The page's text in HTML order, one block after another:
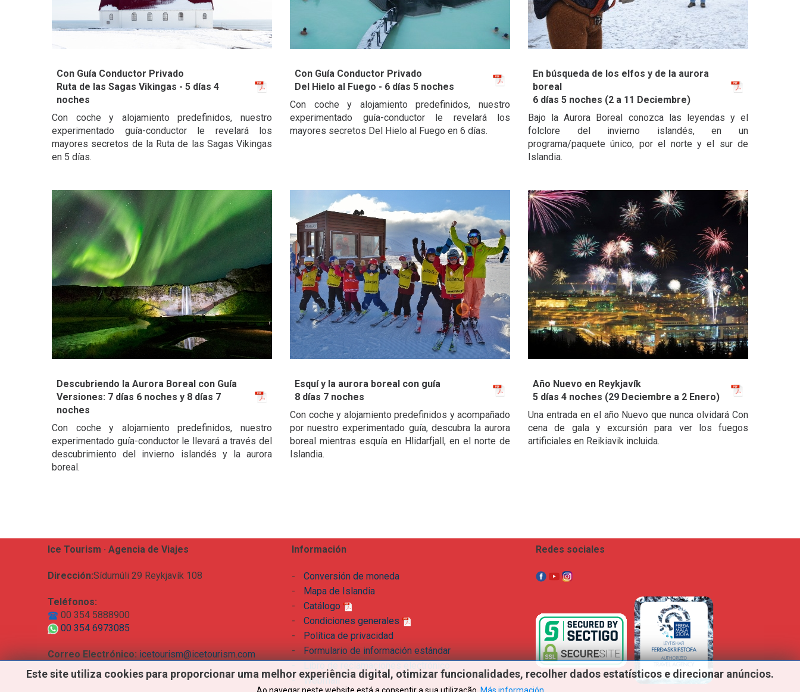
Con Guía Conductor Privado
Ruta de las Sagas Vikingas - 5 días 4
noches
Con coche y alojamiento predefinidos, nuestro
experimentado guía-conductor le revelará los
mayores secretos de la Ruta de las Sagas Vikingas
en 5 días.
Con Guía Conductor Privado
Del Hielo al Fuego - 6 días 5 noches
Con coche y alojamiento predefinidos, nuestro
experimentado guía-conductor le revelará los
mayores secretos Del Hielo al Fuego en 6 días.
En búsqueda de los elfos y de la aurora
boreal
6 días 5 noches (2 a 11 Deciembre)
Bajo la Aurora Boreal conozca las leyendas y el
folclore del invierno islandés, en un
programa/paquete único, por el norte y el sur de
Islandia.
Descubriendo la Aurora Boreal con Guía
Versiones: 7 días 6 noches y 8 días 7
noches
Con coche y alojamiento predefinidos, nuestro
experimentado guía-conductor le llevará a través del
descubrimiento del invierno islandés y la aurora
boreal.
Esquí y la aurora boreal con guía
8 días 7 noches
Con coche y alojamiento predefinidos y acompañado
por nuestro experimentado guía, descubra la aurora
boreal mientras esquía en Hlidarfjall, en el norte de
Islandia.
Año Nuevo en Reykjavík
5 días 4 noches (29 Deciembre a 2 Enero)
Una entrada en el año Nuevo que nunca olvidará Con
cena de gala y excursión para ver los fuegos
artificiales en Reikiavik incluida.
Ice Tourism · Agencia de Viajes
Dirección:Sídumúli 29 Reykjavík 108
Teléfonos:
00 354 5888900
00 354 6973085
Correo Electrónico:icetourism@icetourism.com
Información
-
Conversión de moneda
-
Mapa de Islandia
-
Catálogo
-
Condiciones generales
-
Política de privacidad
-
Formulario de información estándar
-
Webmail
Redes sociales
Estesite utiliza cookies para proporcionar uma melhor experiência digital, otimizarfuncionalidades, recolher dados estatísticos e direcionar anúncios.